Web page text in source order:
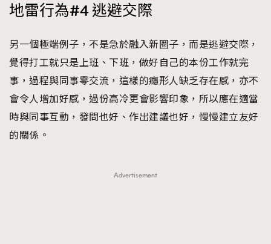
地雷行為#4 逃避交際
另一個極端例子，不是急於融入新圈子，而是逃避交際，
覺得打工就只是上班、下班，做好自己的本份工作就完
事，過程與同事零交流，這樣的癮形人缺乏存在感，亦不
會令人增加好感，過份高冷更會影響印象，所以應在適當
時與同事互動，發問也好、作出建議也好，慢慢建立友好
的關係。
Advertisement